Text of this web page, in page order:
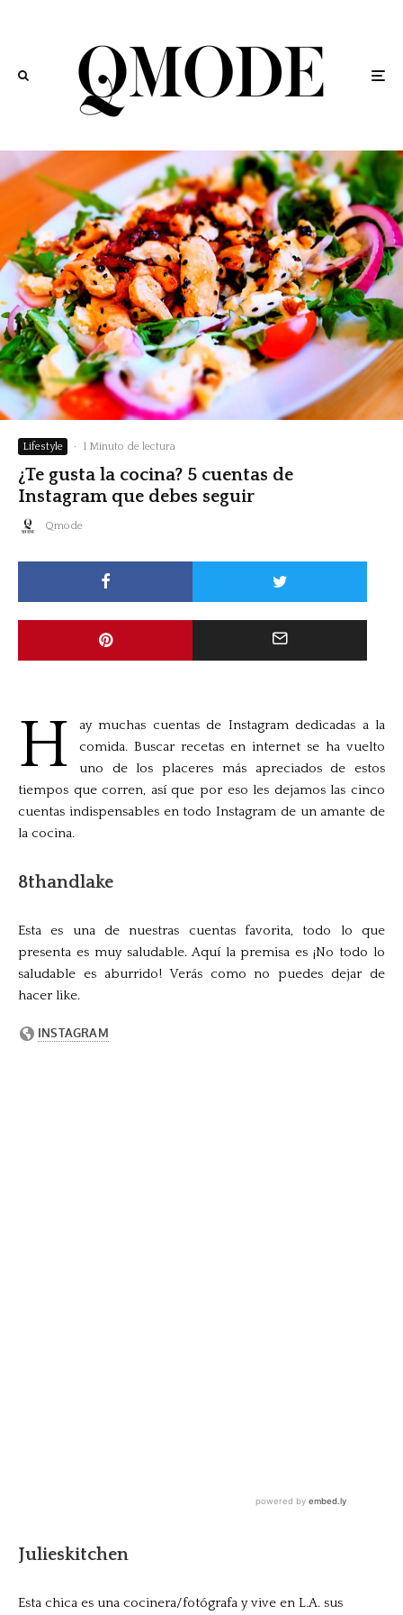
Lifestyle · 1 Minuto de lectura
¿Te gusta la cocina? 5 cuentas de
Instagram que debes seguir
Qmode
H
ay muchas cuentas de Instagram dedicadas a la
comida. Buscar recetas en internet se ha vuelto
uno de los placeres más apreciados de estos
tiempos que corren, así que por eso les dejamos las cinco
cuentas indispensables en todo Instagram de un amante de
la cocina.
8thandlake
Esta es una de nuestras cuentas favorita, todo lo que
presenta es muy saludable. Aquí la premisa es ¡No todo lo
saludable es aburrido! Verás como no puedes dejar de
hacer like.
Julieskitchen
Esta chica es una cocinera/fotógrafa y vive en L.A. sus